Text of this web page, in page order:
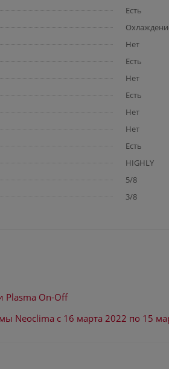
Есть
Нет
Есть
Нет
Есть
Нет
Нет
Есть
HIGHLY
5/8
3/8
Plasma On-Off
Neoclima с 16 марта 2022 по 15